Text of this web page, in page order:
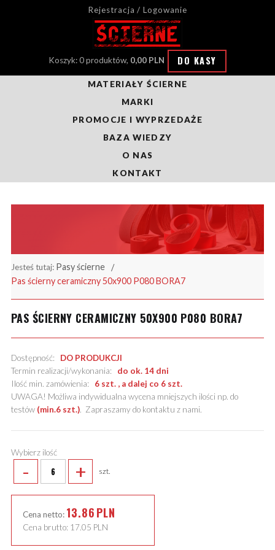
Rejestracja / Logowanie
Koszyk: 0 produktów, 0,00 PLN DO KASY
MATERIAŁY ŚCIERNE
MARKI
PROMOCJE I WYPRZEDAŻE
BAZA WIEDZY
O NAS
KONTAKT
Jesteś tutaj: Pasy ścierne
Pas ścierny ceramiczny 50x900 P080 BORA7
PAS ŚCIERNY CERAMICZNY 50X900 P080 BORA7
Dostępność: DO PRODUKCJI
Termin realizacji/wykonania: do ok. 14 dni
Ilość min. zamówienia: 6 szt. , a dalej co 6 szt.
UWAGA! Możliwa indywidualna wycena mniejszych ilości np. do
testów (min.6 szt.). Zapraszamy do kontaktu z nami.
Wybierz ilość
- + szt.
Cena netto: 13.86PLN
Cena brutto: 17.05 PLN